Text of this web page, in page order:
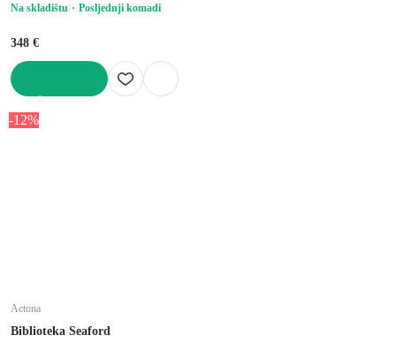
Na skladištu
Posljednji komadi
348 €
-12%
Actona
Biblioteka Seaford